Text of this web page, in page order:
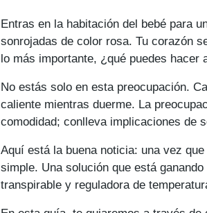
Entras en la habitación del bebé para
sonrojadas de color rosa. Tu corazón
lo más importante, ¿qué puedes hacer
No estás solo en esta preocupación.
caliente mientras duerme. La
comodidad; conlleva implicaciones de
Aquí está la buena noticia: una vez
simple. Una solución que está
transpirable y reguladora de